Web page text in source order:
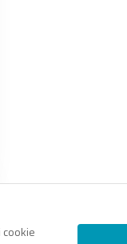
cookie